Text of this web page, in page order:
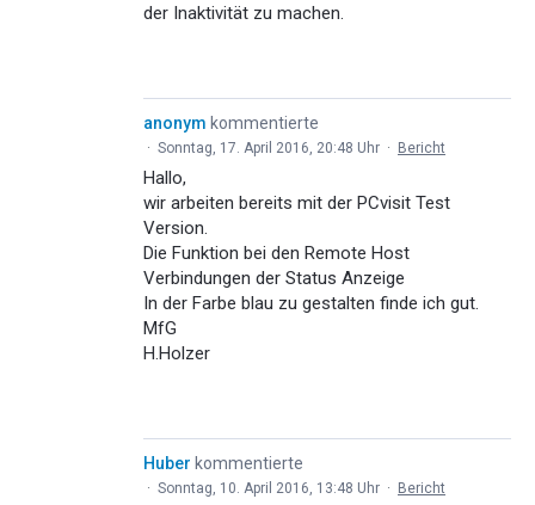
der Inaktivität zu machen.
anonym kommentierte
· Sonntag, 17. April 2016, 20:48 Uhr · Bericht
Hallo,
wir arbeiten bereits mit der PCvisit Test
Version.
Die Funktion bei den Remote Host
Verbindungen der Status Anzeige
In der Farbe blau zu gestalten finde ich gut.
MfG
H.Holzer
Huber kommentierte
· Sonntag, 10. April 2016, 13:48 Uhr · Bericht